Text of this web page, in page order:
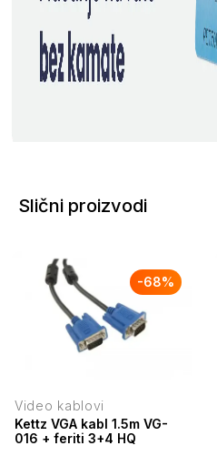
Slični proizvodi
-68%
Video kablovi
Kettz VGA kabl 1.5m VG-
016 + feriti 3+4 HQ